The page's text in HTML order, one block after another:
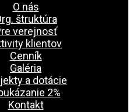
O nás
štruktúra
verejnosť
klientov
Cenník
Galéria
a dotácie
2%
Kontakt